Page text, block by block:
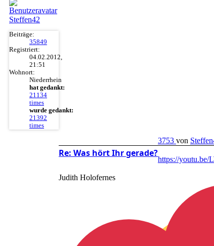
Steffen42
Beiträge:
35849
Registriert:
04.02.2012,
21:51
Wohnort:
Niederrhein
hat gedankt:
21134
times
wurde gedankt:
21392
times
Re: Was hört Ihr gerade?
3753 von
https://youtu.be/
Judith Holofernes